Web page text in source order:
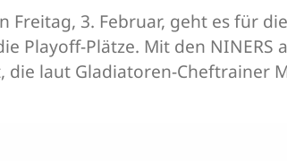
Freitag, 3. Februar, geht es für
Playoff-Plätze. Mit den
die laut Gladiatoren-Cheftrainer